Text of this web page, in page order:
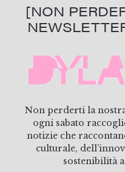
[NON
Non perderti la
ogni sabato
notizie che
culturale,
sostenibilità